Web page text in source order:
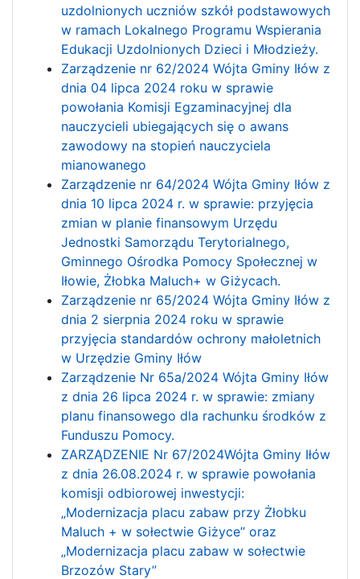
uzdolnionych uczniów szkół podstawowych
w ramach Lokalnego Programu Wspierania
Edukacji Uzdolnionych Dzieci i Młodzieży.
Zarządzenie nr 62/2024 Wójta Gminy Iłów z
dnia 04 lipca 2024 roku w sprawie
powołania Komisji Egzaminacyjnej dla
nauczycieli ubiegających się o awans
zawodowy na stopień nauczyciela
mianowanego
Zarządzenie nr 64/2024 Wójta Gminy Iłów z
dnia 10 lipca 2024 r. w sprawie: przyjęcia
zmian w planie finansowym Urzędu
Jednostki Samorządu Terytorialnego,
Gminnego Ośrodka Pomocy Społecznej w
Iłowie, Żłobka Maluch+ w Giżycach.
Zarządzenie nr 65/2024 Wójta Gminy Iłów z
dnia 2 sierpnia 2024 roku w sprawie
przyjęcia standardów ochrony małoletnich
w Urzędzie Gminy Iłów
Zarządzenie Nr 65a/2024 Wójta Gminy Iłów
z dnia 26 lipca 2024 r. w sprawie: zmiany
planu finansowego dla rachunku środków z
Funduszu Pomocy.
ZARZĄDZENIE Nr 67/2024Wójta Gminy Iłów
z dnia 26.08.2024 r. w sprawie powołania
komisji odbiorowej inwestycji:
„Modernizacja placu zabaw przy Żłobku
Maluch + w sołectwie Giżyce” oraz
„Modernizacja placu zabaw w sołectwie
Brzozów Stary”